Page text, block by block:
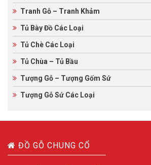
Tranh Gỗ – Tranh Khảm
Tủ Bày Đồ Các Loại
Tủ Chè Các Loại
Tủ Chùa – Tủ Bầu
Tượng Gỗ – Tượng Gốm Sứ
Tượng Gỗ Sứ Các Loại
ĐỒ GỖ CHUNG CỔ